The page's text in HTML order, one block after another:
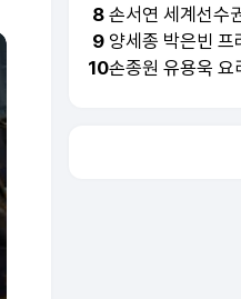
8 손서연 세계선수
9 양세종 박은빈 프
10손종원 유용욱 요